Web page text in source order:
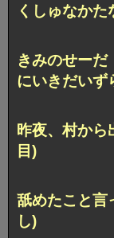
くしゅなか
きみのせー
にいきだい
昨夜、村か
目)
舐めたこと
し)